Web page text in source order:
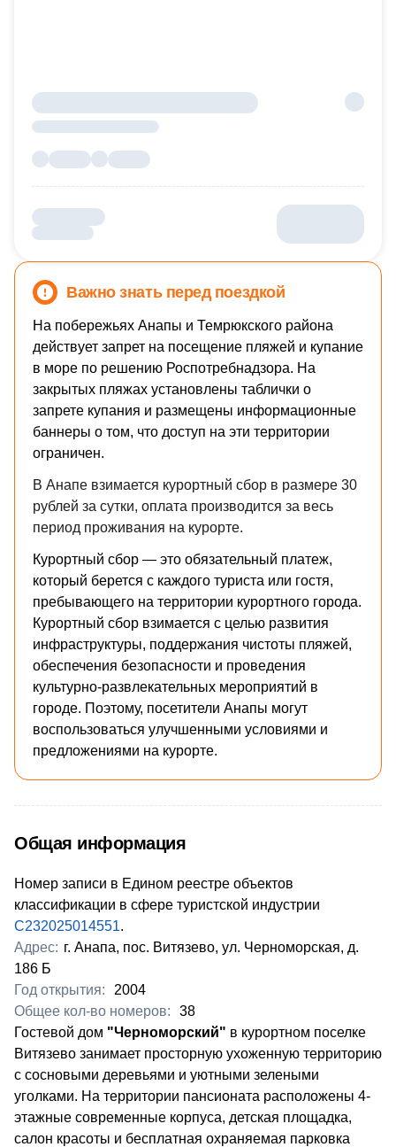
Важно знать перед поездкой
На побережьях Анапы и Темрюкского района
действует запрет на посещение пляжей и купание
в море по решению Роспотребнадзора. На
закрытых пляжах установлены таблички о
запрете купания и размещены информационные
баннеры о том, что доступ на эти территории
ограничен.
В Анапе взимается курортный сбор в размере 30
рублей за сутки, оплата производится за весь
период проживания на курорте.
Курортный сбор — это обязательный платеж,
который берется с каждого туриста или гостя,
пребывающего на территории курортного города.
Курортный сбор взимается с целью развития
инфраструктуры, поддержания чистоты пляжей,
обеспечения безопасности и проведения
культурно-развлекательных мероприятий в
городе. Поэтому, посетители Анапы могут
воспользоваться улучшенными условиями и
предложениями на курорте.
Общая информация
Номер записи в Едином реестре объектов
классификации в сфере туристской индустрии
С232025014551.
Адрес: г. Анапа, пос. Витязево, ул. Черноморская, д.
186 Б
Год открытия:
2004
Общее кол-во номеров:
38
Гостевой дом "Черноморский" в курортном поселке
Витязево занимает просторную ухоженную территорию
с сосновыми деревьями и уютными зелеными
уголками. На территории пансионата расположены 4-
этажные современные корпуса, детская площадка,
салон красоты и бесплатная охраняемая парковка